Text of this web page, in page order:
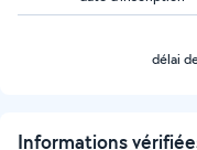
délai
Informations